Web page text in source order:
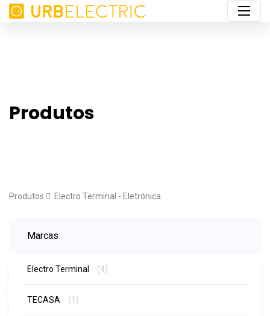
Produtos
Produtos Electro Terminal - Eletrónica
Marcas
Electro Terminal (4)
TECASA (1)